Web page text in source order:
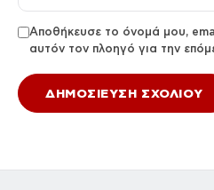
Αποθήκευσε το όνομά μου,
αυτόν τον πλοηγό για την